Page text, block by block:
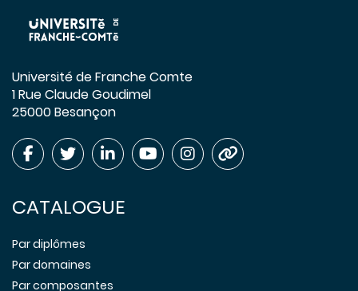
Université de Franche Comte
1 Rue Claude Goudimel
25000 Besançon
CATALOGUE
Par diplômes
Par domaines
Par composantes